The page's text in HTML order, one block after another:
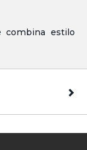
combina estilo